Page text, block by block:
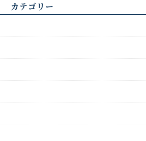
カテゴリー